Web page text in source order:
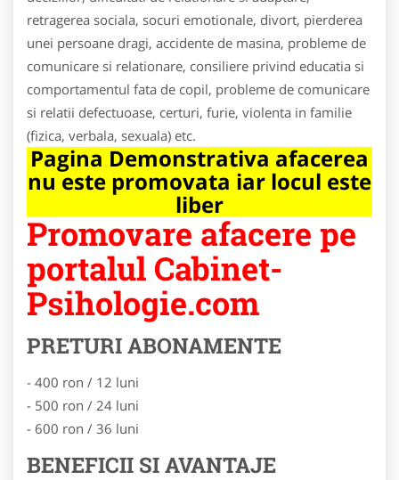
retragerea sociala, socuri emotionale, divort, pierderea
unei persoane dragi, accidente de masina, probleme de
comunicare si relationare, consiliere privind educatia si
comportamentul fata de copil, probleme de comunicare
si relatii defectuoase, certuri, furie, violenta in familie
(fizica, verbala, sexuala) etc.
Pagina Demonstrativa afacerea
nu este promovata iar locul este
liber
Promovare afacere pe
portalul Cabinet-
Psihologie.com
PRETURI ABONAMENTE
- 400 ron / 12 luni
- 500 ron / 24 luni
- 600 ron / 36 luni
BENEFICII SI AVANTAJE